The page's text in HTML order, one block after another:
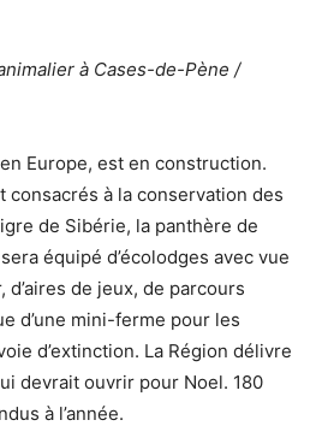
à Cases-de-Pène /
Europe, est en construction.
consacrés à la conservation des
de Sibérie, la panthère de
équipé d’écolodges avec vue
de jeux, de parcours
d’une mini-ferme pour les
d’extinction. La Région délivre
devrait ouvrir pour Noel. 180
à l’année.